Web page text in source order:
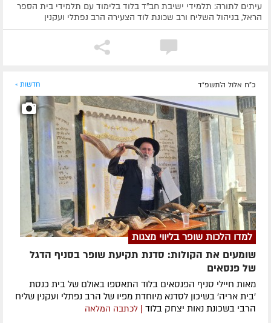
עיתים לתורה: תלמידי ישיבת חב"ד בלוד בלימוד עם תלמידי בית הספר
הראל, בניהול השליח ורב שכונת לוד הצעירה הרב נפתלי ועקנין
כ"ח אלול ה׳תשפ״ד חדשות »
למדו הלכות שופר בליווי מצגות
שומעים את הקולות: סדנת תקיעת שופר בסניף הדגל
של פנסאים
מאות חיילי סניף הפנסאים בלוד התאספו באולם של בית כנסת
'בית אריה' בשיכון לסדנא מיוחדת מפיו של הרב נפתלי ועקנין שליח
הרבי בשכונת נאות יצחק בלוד | לכתבה המלאה